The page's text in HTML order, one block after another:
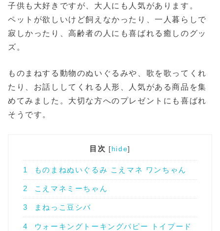
子供も大好きですが、大人にも人気があります。
ペットが欲しいけど飼えなかったり、一人暮らしで
寂しかったり、高齢者の人にも喜ばれる癒しのグッ
ズ。
ものまねする動物のぬいぐるみや、歌を歌ってくれ
たり、お話ししてくれる人形、人気がある商品を集
めてみました。大切な方へのプレゼントにも喜ばれ
そうです。
目次 [ hide]
1 ものまねぬいぐるみ こえマネ ワンちゃん
2 こえマネミーちゃん
3 まねっこ豆シバ
4
ウォーキングトーキングパピー トイプード